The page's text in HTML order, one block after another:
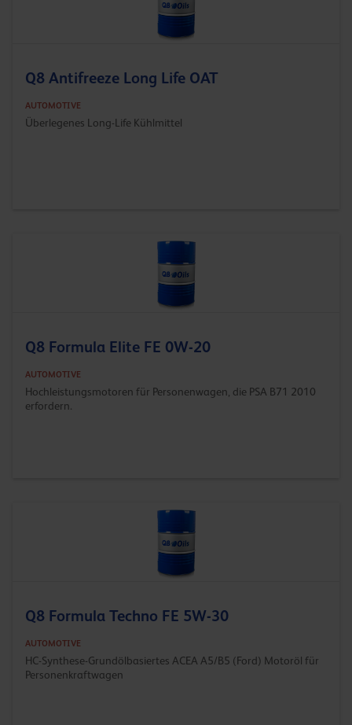
Q8 Antifreeze Long Life OAT
AUTOMOTIVE
Überlegenes Long-Life Kühlmittel
Q8 Formula Elite FE 0W-20
AUTOMOTIVE
Hochleistungsmotoren für Personenwagen, die PSA B71 2010
erfordern.
Q8 Formula Techno FE 5W-30
AUTOMOTIVE
HC-Synthese-Grundölbasiertes ACEA A5/B5 (Ford) Motoröl für
Personenkraftwagen